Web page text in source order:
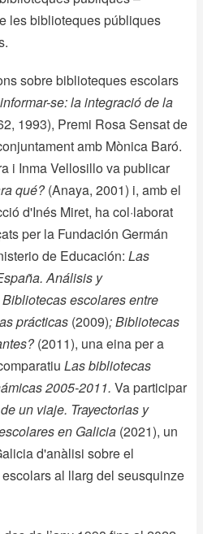
les biblioteques públiques
sobre biblioteques escolars
se: la integració de la
1993), Premi Rosa Sensat de
amb Mònica Baró.
i Inma Vellosillo va publicar
qué?(Anaya, 2001) i, amb el
d'Inés Miret, ha col·laborat
per la Fundación Germán
de Educación: Las
Análisis y
Bibliotecas escolares entre
prácticas (2009);Bibliotecas
(2011), una eina per a
Las bibliotecas
2005-2011. Va participar
un viaje. Trayectorias y
en Galicia (2021), un
d'anàlisi sobre el
al llarg del seusquinze